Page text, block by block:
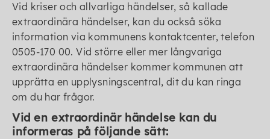
Vid kriser och allvarliga händelser, så kallade
extraordinära händelser, kan du också söka
information via kommunens kontaktcenter, telefon
0505-170 00. Vid större eller mer långvariga
extraordinära händelser kommer kommunen att
upprätta en upplysningscentral, dit du kan ringa
om du har frågor.
Vid en extraordinär händelse kan du
informeras på följande sätt: